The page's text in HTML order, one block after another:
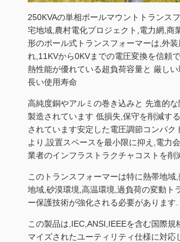
250KVAの単相ポールマウントトランス
宅地域,農村電化プロジェクト,電力網,商
形のポール式トランスフォーマーは,外装
れ,11KVから0KVまでの電圧変換を信頼
熱性能が優れている超負荷容量と 厳しい
長い使用寿命
高純度銅やアルミの巻き込みと 先進的
製造されています 低損失,保守を削減す
されています安定した電圧調節コンパク
より,設置スペースを最小限に抑え,電力
業者のインフラストラクチャコストを削
このトランスフォーマーは特に熱帯地域
地域,砂漠環境,高温環境,過負荷の変動ト
ー保護技術が強化される必要があります.
この製品は,IEC,ANSI,IEEEを含む国際規
マイズされたユーティリティ仕様に対応